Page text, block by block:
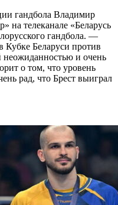
гандбола Владимир
на телеканале «Беларусь
гандбола. —
Беларуси против
неожиданностью и очень
о том, что уровень
рад, что Брест выиграл